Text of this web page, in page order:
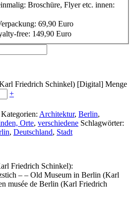
Broschüre, Flyer etc. innen:
69,90 Euro
free: 149,90 Euro
Friedrich Schinkel) [Digital] Menge
+
Kategorien: Architektur, Berlin,
Orte, verschiedene Schlagwörter:
, Deutschland, Stadt
Friedrich Schinkel):
– – Old Museum in Berlin (Karl
musée de Berlin (Karl Friedrich